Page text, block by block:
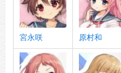
宮永咲 原村和